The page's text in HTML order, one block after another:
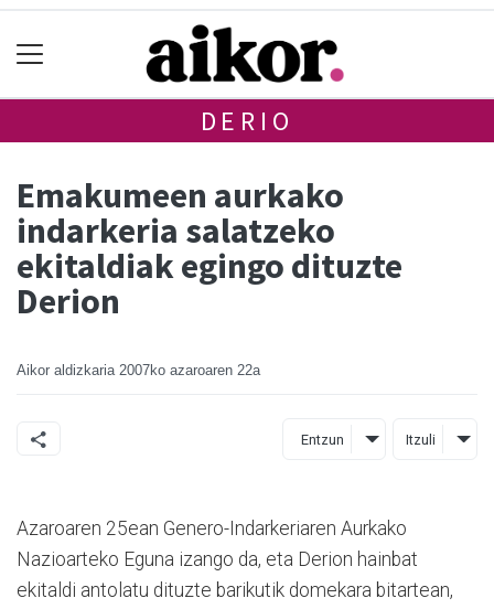
DERIO
Emakumeen aurkako
indarkeria salatzeko
ekitaldiak egingo dituzte
Derion
Aikor aldizkaria 2007ko azaroaren 22a
Entzun Itzuli
Azaroaren 25ean Genero-Indarkeriaren Aurkako
Nazioarteko Eguna izango da, eta Derion hainbat
ekitaldi antolatu dituzte barikutik domekara bitartean,